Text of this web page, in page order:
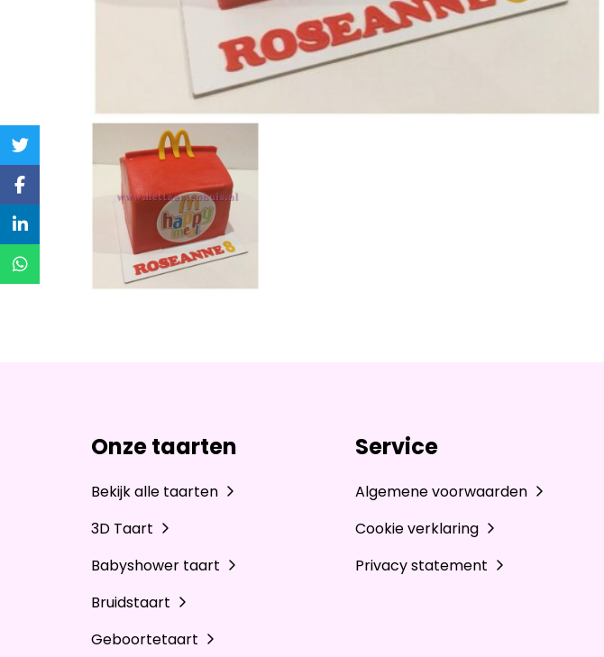
Onze taarten
Bekijk alle taarten
3D Taart
Babyshower taart
Bruidstaart
Geboortetaart
Service
Algemene voorwaarden
Cookie verklaring
Privacy statement